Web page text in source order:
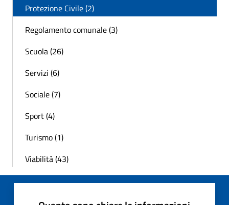
Protezione Civile (2)
Regolamento comunale (3)
Scuola (26)
Servizi (6)
Sociale (7)
Sport (4)
Turismo (1)
Viabilità (43)